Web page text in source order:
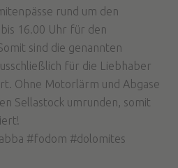
rund um den
16.00 Uhr für den
sind die genannten
für die Liebhaber
Ohne Motorlärm und Abgase
Sellastock umrunden, somit
#fodom #dolomites